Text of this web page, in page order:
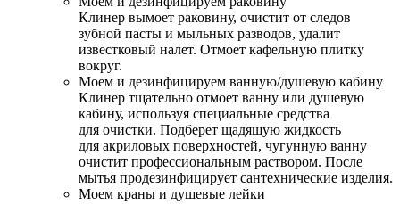
Клинер вымоет раковину, очистит от следов
зубной пасты и мыльных разводов, удалит
известковый налет. Отмоет кафельную плитку
вокруг.
Моем и дезинфицируем ванную/душевую кабину
Клинер тщательно отмоет ванну или душевую
кабину, используя специальные средства
для очистки. Подберет щадящую жидкость
для акриловых поверхностей, чугунную ванну
очистит профессиональным раствором. После
мытья продезинфицирует сантехнические изделия.
Моем краны и душевые лейки